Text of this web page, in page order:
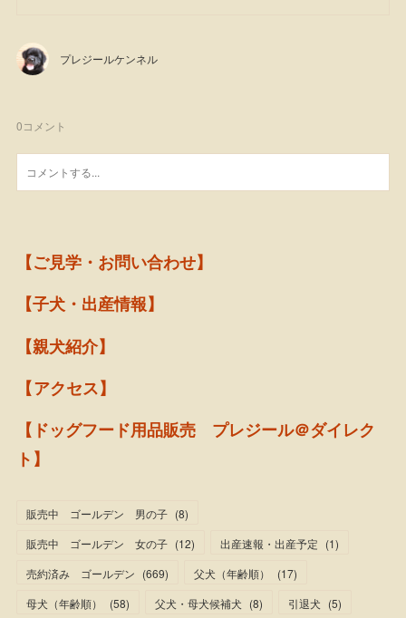
プレジールケンネル
0コメント
【ご見学・お問い合わせ】
【子犬・出産情報】
【親犬紹介】
【アクセス】
【ドッグフード用品販売 プレジール＠ダイレク
ト】
販売中 ゴールデン 男の子 (8)
販売中 ゴールデン 女の子 (12) 出産速報・出産予定 (1)
売約済み ゴールデン (669) 父犬（年齢順） (17)
母犬（年齢順）
(58) 父犬・母犬候補犬 (8) 引退犬 (5)